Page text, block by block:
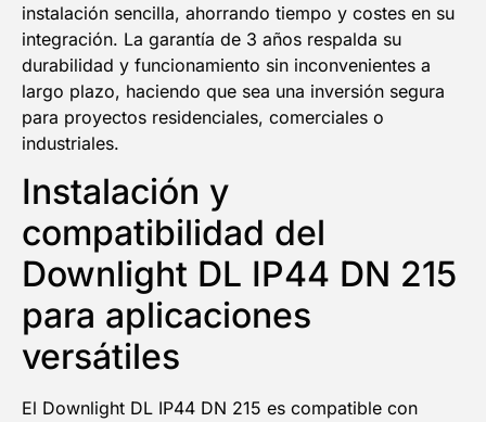
instalación sencilla, ahorrando tiempo y costes en su
integración. La garantía de 3 años respalda su
durabilidad y funcionamiento sin inconvenientes a
largo plazo, haciendo que sea una inversión segura
para proyectos residenciales, comerciales o
industriales.
Instalación y
compatibilidad del
Downlight DL IP44 DN 215
para aplicaciones
versátiles
El Downlight DL IP44 DN 215 es compatible con